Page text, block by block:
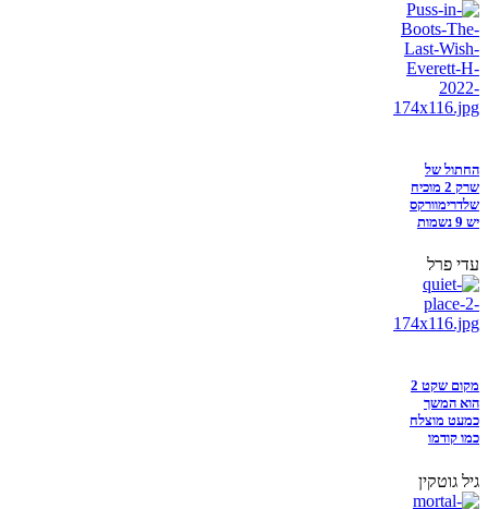
החתול של
שרק 2 מוכיח
שלדרימוורקס
יש 9 נשמות
עדי פרל
מקום שקט 2
הוא המשך
כמעט מוצלח
כמו קודמו
גיל גוטקין